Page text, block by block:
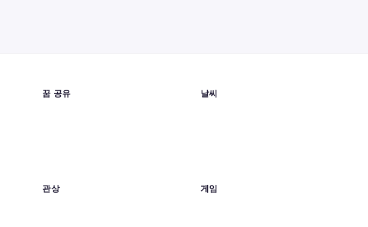
꿈 공유 날씨
관상 게임